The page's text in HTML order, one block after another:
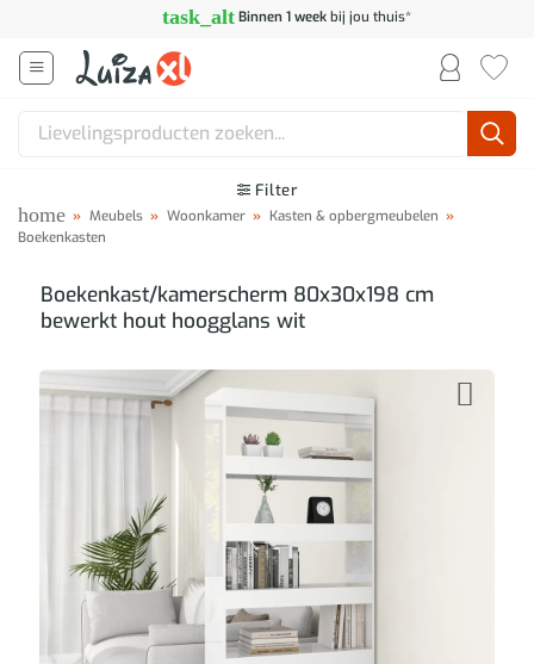
inhoud
task_alt Binnen 1 weekbij jou thuis*
Zoeken
Filter
home » Meubels » Woonkamer » Kasten & opbergmeubelen »
Boekenkasten
Boekenkast/kamerscherm 80x30x198 cm
bewerkt hout hoogglans wit